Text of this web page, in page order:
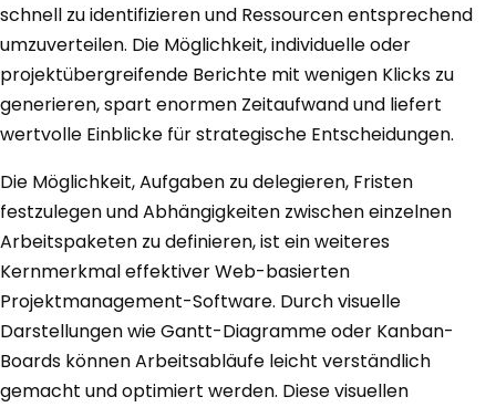
schnell zu identifizieren und Ressourcen entsprechend
umzuverteilen. Die Möglichkeit, individuelle oder
projektübergreifende Berichte mit wenigen Klicks zu
generieren, spart enormen Zeitaufwand und liefert
wertvolle Einblicke für strategische Entscheidungen.
Die Möglichkeit, Aufgaben zu delegieren, Fristen
festzulegen und Abhängigkeiten zwischen einzelnen
Arbeitspaketen zu definieren, ist ein weiteres
Kernmerkmal effektiver Web-basierten
Projektmanagement-Software. Durch visuelle
Darstellungen wie Gantt-Diagramme oder Kanban-
Boards können Arbeitsabläufe leicht verständlich
gemacht und optimiert werden. Diese visuellen